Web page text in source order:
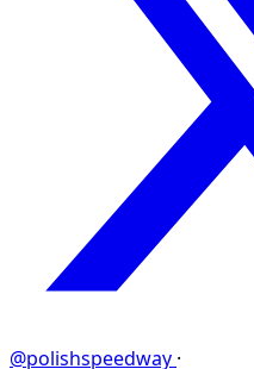
@polishspeedway ·